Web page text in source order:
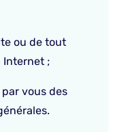
ou de tout
Internet ;
vous des